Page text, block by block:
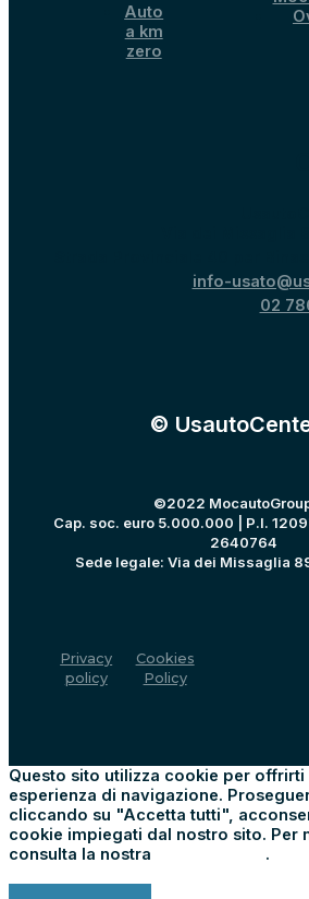
Auto
a km
zero
Strada Provinciale 40 per
info-
02
©
©2022
Cap. soc. euro 5.000.000 | P.I.
2640764
Sede legale: Via dei Missaglia
Privacy
policy
Cookies
Policy
Questo sito utilizza cookie per offrirti
esperienza di navigazione.
cliccando su "Accetta tutti",
cookie impiegati dal nostro sito. Per
consulta la nostra
.